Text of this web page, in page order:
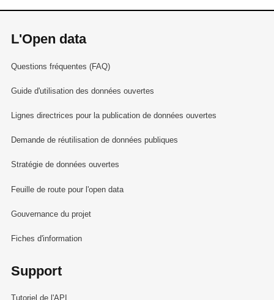
L'Open data
Questions fréquentes (FAQ)
Guide d'utilisation des données ouvertes
Lignes directrices pour la publication de données ouvertes
Demande de réutilisation de données publiques
Stratégie de données ouvertes
Feuille de route pour l'open data
Gouvernance du projet
Fiches d'information
Support
Tutoriel de l'API